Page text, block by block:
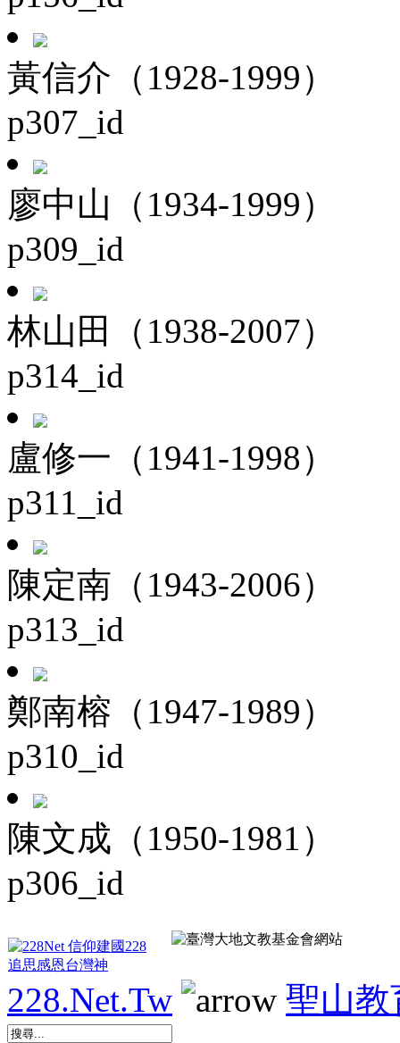
黃信介（1928-1999）
p307_id
廖中山（1934-1999）
p309_id
林山田（1938-2007）
p314_id
盧修一（1941-1998）
p311_id
陳定南（1943-2006）
p313_id
鄭南榕（1947-1989）
p310_id
陳文成（1950-1981）
p306_id
228.Net.Tw 聖山教